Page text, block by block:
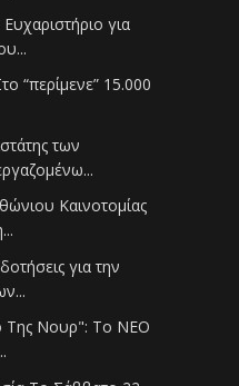
για
“περίμενε” 15.000
των
Καινοτομίας
για την
Της Νουρ": Το ΝΕΟ